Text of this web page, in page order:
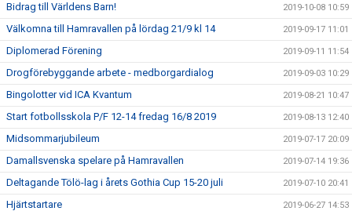
Bidrag till Världens Barn! 2019-10-08 10:59
Välkomna till Hamravallen på lördag 21/9 kl 14 2019-09-17 11:01
Diplomerad Förening 2019-09-11 11:54
Drogförebyggande arbete - medborgardialog 2019-09-03 10:29
Bingolotter vid ICA Kvantum 2019-08-21 10:47
Start fotbollsskola P/F 12-14 fredag 16/8 2019 2019-08-13 12:40
Midsommarjubileum 2019-07-17 20:09
Damallsvenska spelare på Hamravallen 2019-07-14 19:36
Deltagande Tölö-lag i årets Gothia Cup 15-20 juli 2019-07-10 20:41
Hjärtstartare 2019-06-27 14:53